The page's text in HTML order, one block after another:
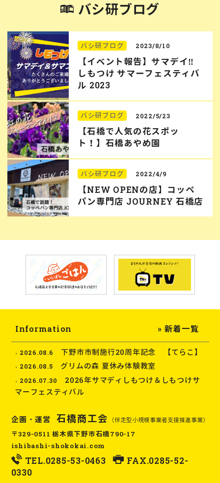
バシ研ブログ
バシ研ブログ 2023/8/10
【イベント報告】サマデイ‼︎
しもつけ サマーフェスティバ
ル 2023
バシ研ブログ 2022/5/23
【石橋で人気の花スポッ
ト！】石橋あやめ園
バシ研ブログ 2022/4/9
【NEW OPENの店】コッペ
パン専門店 JOURNEY 石橋店
Information » 新着一覧
2026.08.6 下野市市制施行20周年記念 【てらこ】
2026.08.5 グリムの森 夏休み体験教室
2026.07.30
2026年サマディしもつけ＆しもつけサ
マーフェスティバル
企画・運営 石橋商工会 （伴走型小規模事業者支援推進事業）
〒329-0511 栃木県下野市石橋790-17
ishibashi-shokokai.com
TEL.0285-53-0463
FAX.0285-52-
0330